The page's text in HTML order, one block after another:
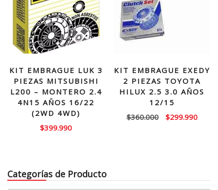
KIT EMBRAGUE LUK 3
PIEZAS MITSUBISHI
L200 – MONTERO 2.4
4N15 AÑOS 16/22
(2WD 4WD)
$399.990
KIT EMBRAGUE EXEDY
2 PIEZAS TOYOTA
HILUX 2.5 3.0 AÑOS
12/15
$360.000
El
$299.990El
Categorías de Producto